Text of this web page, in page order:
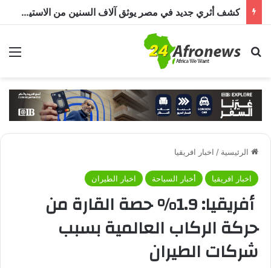
كشف أثري جديد في مصر يوثق آلاف السنين من الاستيطان البشري.. اكتشاف جبانة من عصر ما قبل الأسرات حتى العصرين اليوناني والروماني
بحث عن
الرئيسية / اخبار افريقيا
اخبار افريقيا أخبار السياحة اخبار الطيران
أفريقيا: 1.9% حصة القارة من
حركة الركاب العالمية بسبب
شركات الطيران